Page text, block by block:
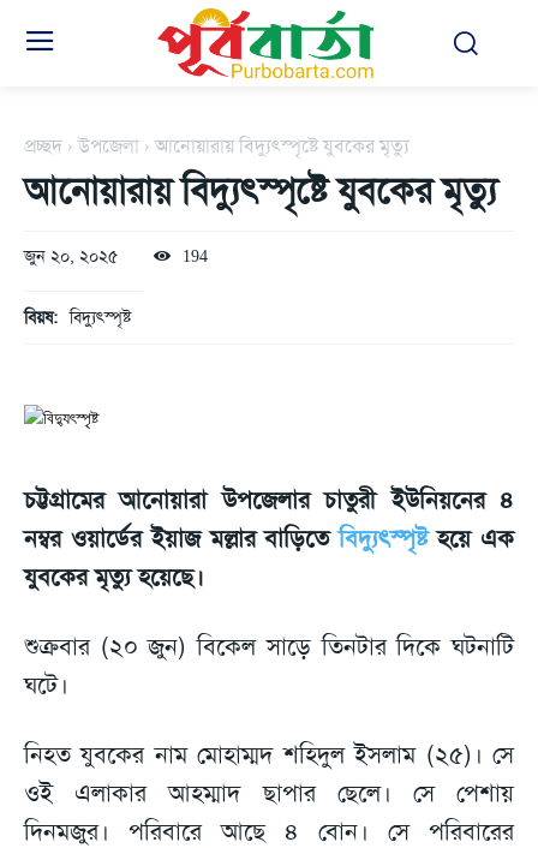
প্রচ্ছদ উপজেলা আনোয়ারায় বিদ্যুৎস্পৃষ্টে যুবকের মৃত্যু
আনোয়ারায় বিদ্যুৎস্পৃষ্টে যুবকের মৃত্যু
জুন ২০, ২০২৫ 194
বিয়ষ: বিদ্যুৎস্পৃষ্ট
চট্টগ্রামের আনোয়ারা উপজেলার চাতুরী ইউনিয়নের ৪
নম্বর ওয়ার্ডের ইয়াজ মল্লার বাড়িতেবিদ্যুৎস্পৃষ্টহয়ে এক
যুবকের মৃত্যু হয়েছে।
শুক্রবার (২০ জুন) বিকেল সাড়ে তিনটার দিকে ঘটনাটি
ঘটে।
নিহত যুবকের নাম মোহাম্মদ শহিদুল ইসলাম (২৫)। সে
ওই এলাকার আহম্মাদ ছাপার ছেলে। সে পেশায়
দিনমজুর। পরিবারে আছে ৪ বোন। সে পরিবারের